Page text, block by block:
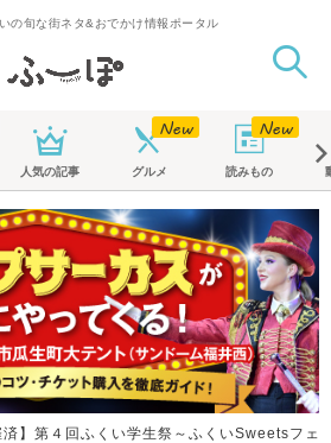
の旬な街ネタ&おでかけ情報ポータル
人気の記事 グルメ 読みもの
済】第４回ふくい学生祭～ふくいSweetsフェ